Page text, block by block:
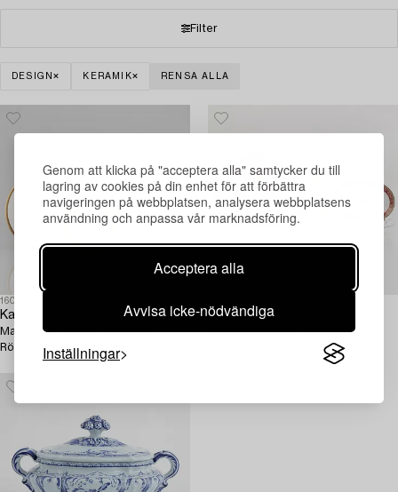
Genom att klicka på "acceptera alla" samtycker du till
lagring av cookies på din enhet för att förbättra
navigeringen på webbplatsen, analysera webbplatsens
användning och anpassa vår marknadsföring.
Acceptera alla
Avvisa icke-nödvändiga
Inställningar
Filter
DESIGN KERAMIK RENSA ALLA
1600334
Karin Björquist
Matservis, "Nobel", 48 delar,
Rörstrand.
Mat-och kaffeservis,
porslin, 63 delar, "Medusa",
Rosenthal för Versace,